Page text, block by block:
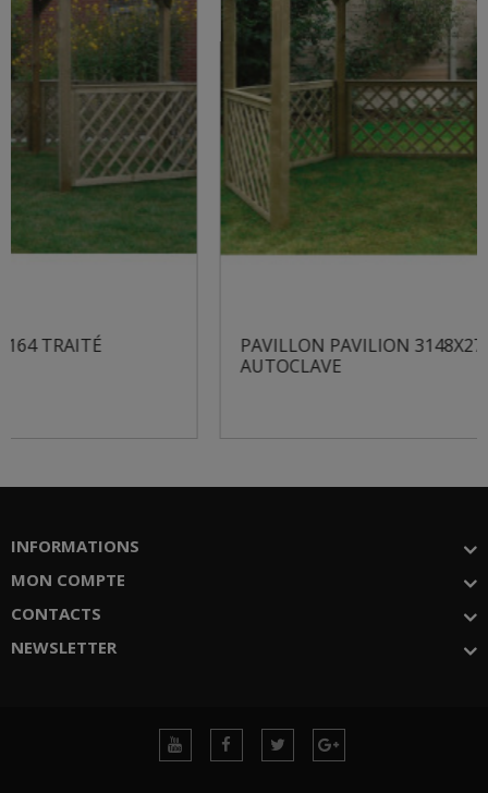
PAVILLON PAVILION 3148X2768 TRAITÉ
INFORMATIONS
MON COMPTE
CONTACTS
NEWSLETTER